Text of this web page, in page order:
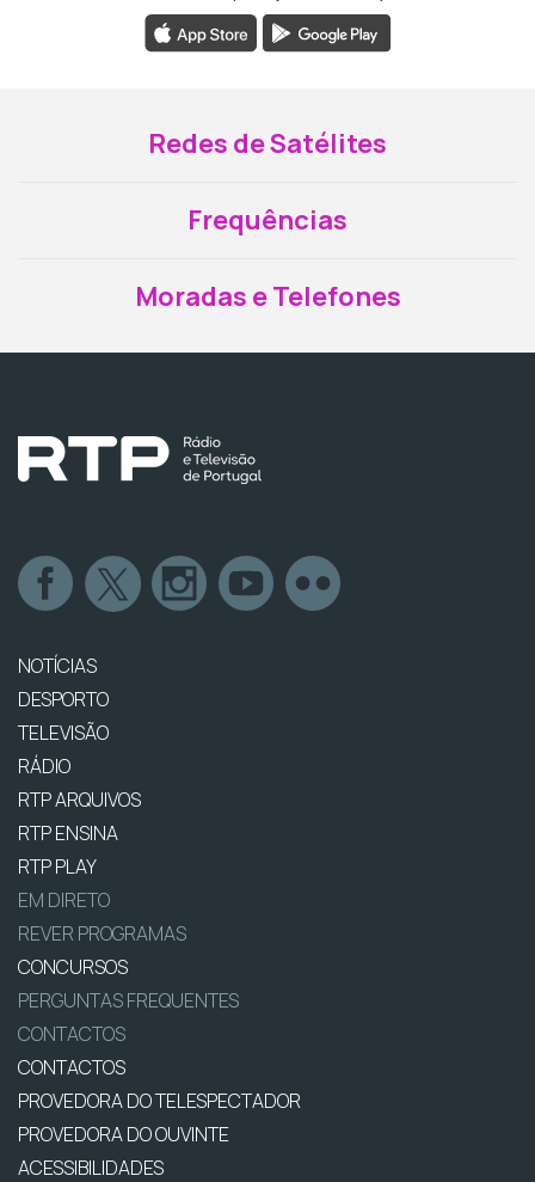
Redes de Satélites
Frequências
Moradas e Telefones
NOTÍCIAS
DESPORTO
TELEVISÃO
RÁDIO
RTP ARQUIVOS
RTP ENSINA
RTP PLAY
EM DIRETO
REVER PROGRAMAS
CONCURSOS
PERGUNTAS FREQUENTES
CONTACTOS
CONTACTOS
PROVEDORA DO TELESPECTADOR
PROVEDORA DO OUVINTE
ACESSIBILIDADES